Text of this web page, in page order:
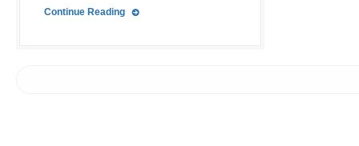
Continue Reading